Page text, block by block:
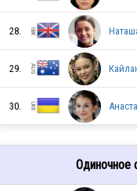
POL
BLR
AUT
28.
29.
30.
Одиночное